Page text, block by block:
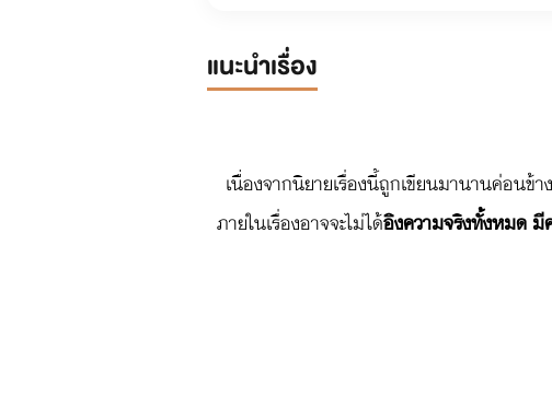
แนะนำเรื่อง
เนื่องจากนิยายเรื่องนี้ถูกเขียนมานานค่อนข้
ภายในเรื่องอาจจะไม่ได้อิงความจริงทั้งหมด มี